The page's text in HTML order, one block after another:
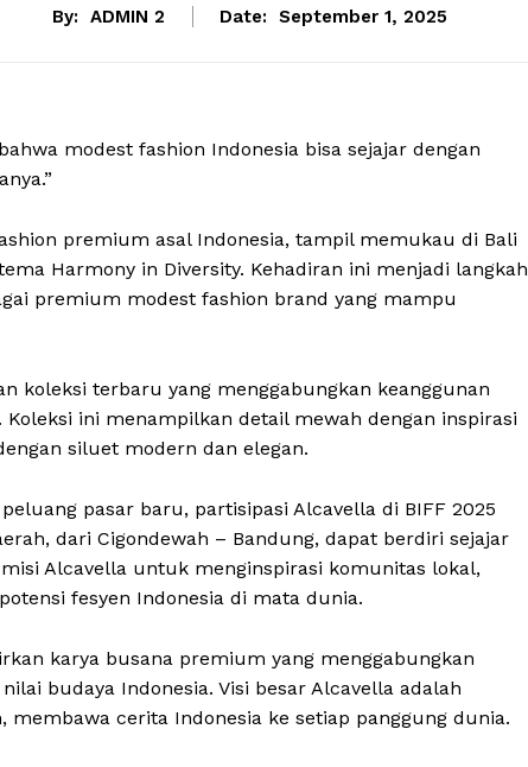
By: ADMIN 2 Date: September 1, 2025
modest fashion Indonesia bisa sejajar dengan
premium asal Indonesia, tampil memukau di Bali
Harmony in Diversity. Kehadiran ini menjadi langkah
premium modest fashion brand yang mampu
koleksi terbaru yang menggabungkan keanggunan
ini menampilkan detail mewah dengan inspirasi
siluet modern dan elegan.
pasar baru, partisipasi Alcavella di BIFF 2025
dari Cigondewah – Bandung, dapat berdiri sejajar
Alcavella untuk menginspirasi komunitas lokal,
fesyen Indonesia di mata dunia.
karya busana premium yang menggabungkan
budaya Indonesia. Visi besar Alcavella adalah
cerita Indonesia ke setiap panggung dunia.